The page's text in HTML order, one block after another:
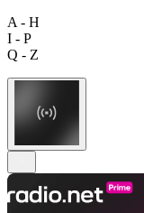
A - H
I - P
Q - Z